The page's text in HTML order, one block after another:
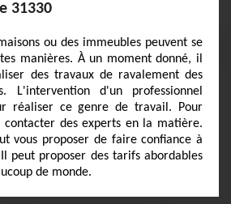
31330
ou des immeubles peuvent se
manières. À un moment donné, il
des travaux de ravalement des
L'intervention d'un professionnel
réaliser ce genre de travail. Pour
des experts en la matière.
vous proposer de faire confiance à
peut proposer des tarifs abordables
de monde.